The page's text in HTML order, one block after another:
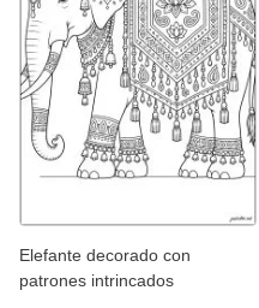
Elefante decorado con
patrones intrincados